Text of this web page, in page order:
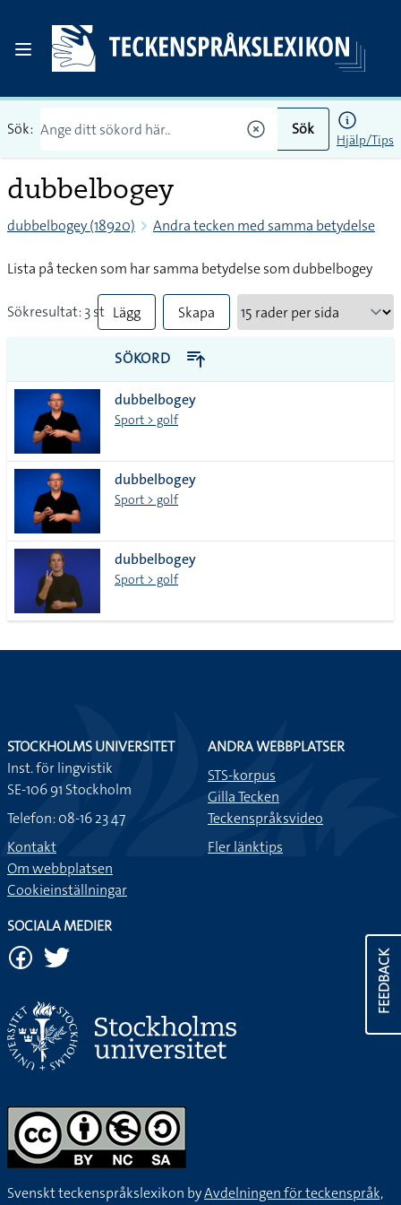
Sök: Sök
Hjälp/Tips
dubbelbogey
dubbelbogey (18920) Andra tecken med samma betydelse
Lista på tecken som har samma betydelse som dubbelbogey
Sökresultat: 3 st Lägg
till
alla i
lista
Skapa
PDF
SÖKORD
dubbelbogey
Sport > golf
dubbelbogey
Sport > golf
dubbelbogey
Sport > golf
FEEDBACK
STOCKHOLMS UNIVERSITET
Inst. för lingvistik
SE-106 91 Stockholm
Telefon: 08-16 23 47
Kontakt
Om webbplatsen
Cookieinställningar
ANDRA WEBBPLATSER
STS-korpus
Gilla Tecken
Teckenspråksvideo
Fler länktips
SOCIALA MEDIER
Svenskt teckenspråkslexikon byAvdelningen för teckenspråk,